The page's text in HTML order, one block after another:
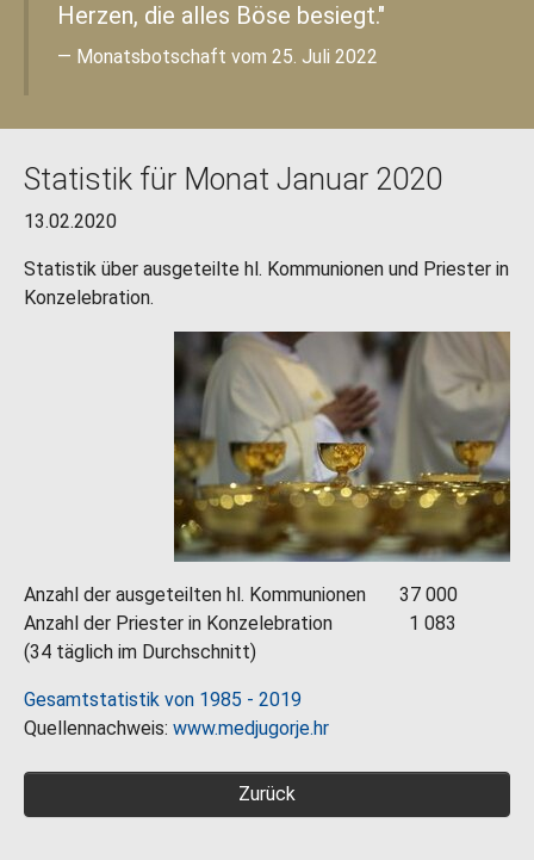
Herzen, die alles Böse besiegt."
Monatsbotschaft vom 25. Juli 2022
Statistik für Monat Januar 2020
13.02.2020
Statistik über ausgeteilte hl. Kommunionen und Priester in
Konzelebration.
Anzahl der ausgeteilten hl. Kommunionen 37 000
Anzahl der Priester in Konzelebration 1 083
(34 täglich im Durchschnitt)
Gesamtstatistik von 1985 - 2019
Quellennachweis: www.medjugorje.hr
Zurück